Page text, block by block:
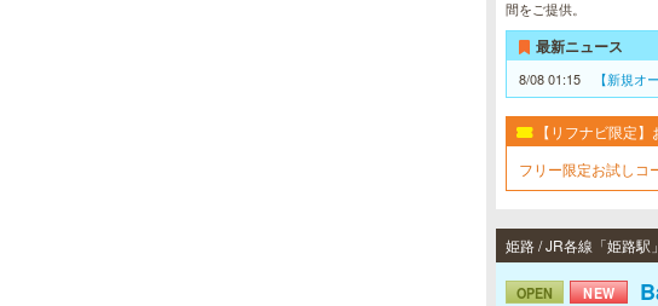
間をご提供。
最新ニュース
8/08 01:15 【新規オ
【リフナビ限定
フリー限定お試しコ
姫路 / JR各線「姫路駅
OPEN NEW